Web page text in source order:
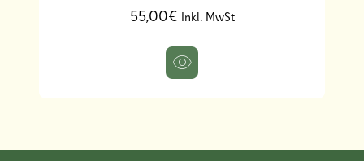
55,00€ Inkl. MwSt